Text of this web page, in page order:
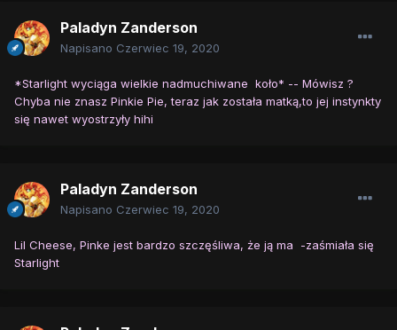
Paladyn Zanderson
Napisano Czerwiec 19, 2020
*Starlight wyciąga wielkie nadmuchiwane koło* -- Mówisz ?
Chyba nie znasz Pinkie Pie, teraz jak została matką,to jej instynkty
się nawet wyostrzyły hihi
Paladyn Zanderson
Napisano Czerwiec 19, 2020
Lil Cheese, Pinke jest bardzo szczęśliwa, że ją ma -zaśmiała się
Starlight